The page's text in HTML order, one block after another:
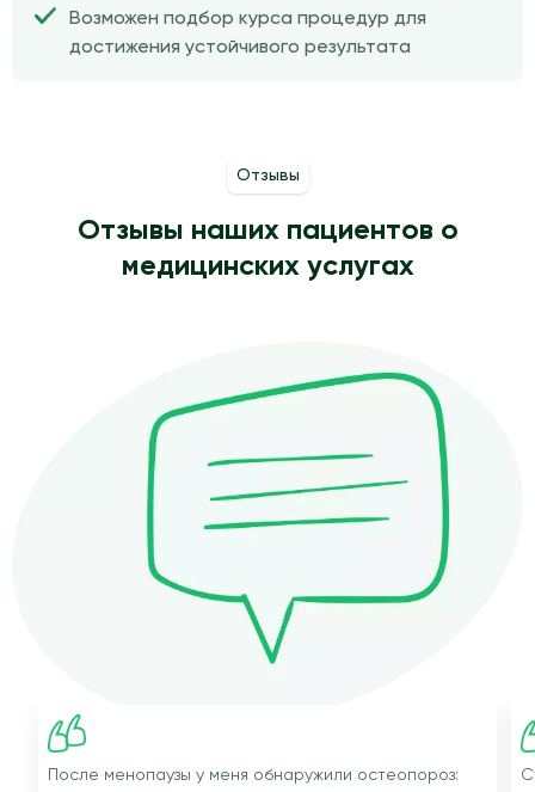
Возможен подбор курса процедур для
достижения устойчивого результата
Отзывы
Отзывы наших пациентов о
медицинских услугах
После менопаузы у меня обнаружили остеопороз: